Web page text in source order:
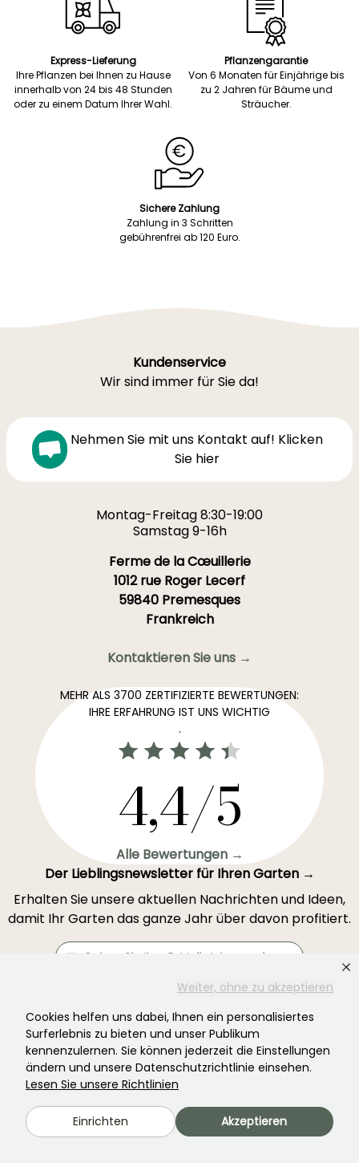
Weiter, ohne zu akzeptieren
Cookies helfen uns dabei, Ihnen ein personalisiertes
Surferlebnis zu bieten und unser Publikum
kennenzulernen. Sie können jederzeit die Einstellungen
ändern und unsere Datenschutzrichtlinie einsehen.
Lesen Sie unsere Richtlinien
Einrichten Akzeptieren
Express-Lieferung
Ihre Pflanzen bei Ihnen zu Hause
innerhalb von 24 bis 48 Stunden
oder zu einem Datum Ihrer Wahl.
Pflanzengarantie
Von 6 Monaten für Einjährige bis
zu 2 Jahren für Bäume und
Sträucher.
Sichere Zahlung
Zahlung in 3 Schritten
gebührenfrei ab 120 Euro.
Kundenservice
Wir sind immer für Sie da!
Nehmen Sie mit uns Kontakt auf! Klicken
Sie hier
Montag-Freitag 8:30-19:00
Samstag 9-16h
Ferme de la Cœuillerie
1012 rue Roger Lecerf
59840 Premesques
Frankreich
Kontaktieren Sie uns →
MEHR ALS 3700 ZERTIFIZIERTE BEWERTUNGEN:
IHRE ERFAHRUNG IST UNS WICHTIG
.
4,4/5
Alle Bewertungen →
Der Lieblingsnewsletter für Ihren Garten →
Erhalten Sie unsere aktuellen Nachrichten und Ideen,
damit Ihr Garten das ganze Jahr über davon profitiert.
Dieses Formular ist durch reCAPTCHA geschützt – es gelten die
Datenschutzbestimmungenund dieNutzungsbedingungen.